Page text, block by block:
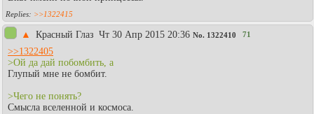
>>1322415
▲ Красный Глаз Чт 30 Апр 2015 20:36 No. 1322410 71
>>1322405
>Ой да дай побомбить, а
Глупый мне не бомбит.
>Чего не понять?
Смысла вселенной и космоса.